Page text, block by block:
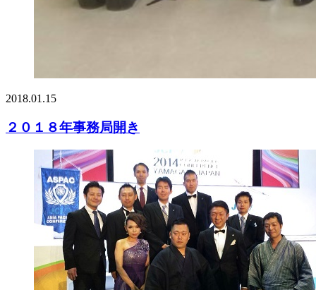
2018.01.15
２０１８年事務局開き